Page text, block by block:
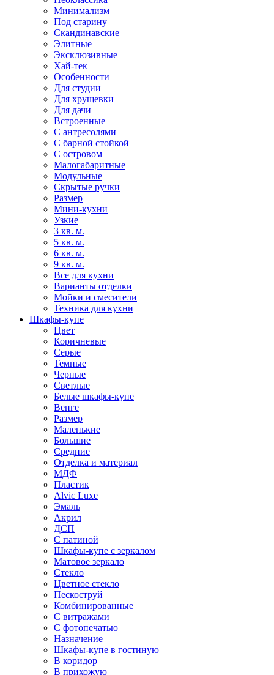
Минимализм
Под старину
Скандинавские
Элитные
Эксклюзивные
Хай-тек
Особенности
Для студии
Для хрущевки
Для дачи
Встроенные
С антресолями
С барной стойкой
С островом
Малогабаритные
Модульные
Скрытые ручки
Размер
Мини-кухни
Узкие
3 кв. м.
5 кв. м.
6 кв. м.
9 кв. м.
Все для кухни
Варианты отделки
Мойки и смесители
Техника для кухни
Шкафы-купе
Цвет
Коричневые
Серые
Темные
Черные
Светлые
Белые шкафы-купе
Венге
Размер
Маленькие
Большие
Средние
Отделка и материал
МДФ
Пластик
Alvic Luxe
Эмаль
Акрил
ДСП
С патиной
Шкафы-купе с зеркалом
Матовое зеркало
Стекло
Цветное стекло
Пескоструй
Комбинированные
С витражами
С фотопечатью
Назначение
Шкафы-купе в гостиную
В коридор
В прихожую